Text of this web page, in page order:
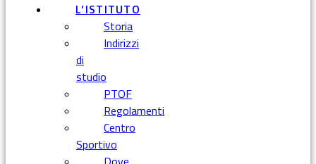
L’ISTITUTO
Storia
Indirizzi
di
studio
PTOF
Regolamenti
Centro
Sportivo